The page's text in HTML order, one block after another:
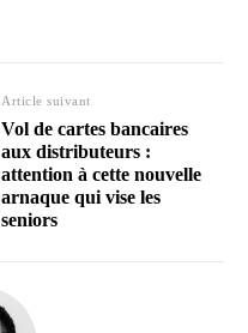
Article suivant
Vol de cartes bancaires
aux distributeurs :
attention à cette nouvelle
arnaque qui vise les
seniors